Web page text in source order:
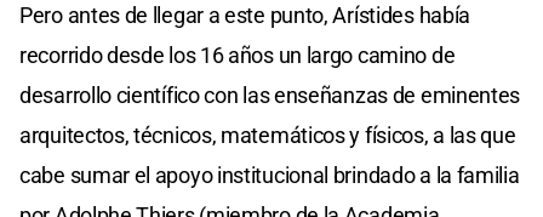
Pero antes de llegar a este punto, Arístides había
recorrido desde los 16 años un largo camino de
desarrollo científico con las enseñanzas de eminentes
arquitectos, técnicos, matemáticos y físicos, a las que
cabe sumar el apoyo institucional brindado a la familia